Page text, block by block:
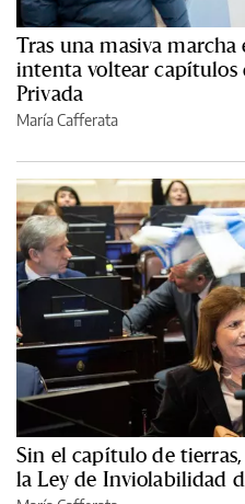
Tras una masiva
intenta voltear capítulos
Privada
María Cafferata
Sin el capítulo de
la Ley de Inviolabilidad